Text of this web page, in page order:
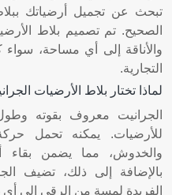
تبحث عن تجميل أرضياتك
الصحيح. تم تصميم بلاط
والأناقة إلى أي مساحة،
التجارية.
لماذا تختار بلاط الأرضيات
الجرانيت معروف بقوته
للأرضيات. يمكنه تحمل حركة
والخدوش، مما يضمن بقاء
بالإضافة إلى ذلك، تضيف
الفريدة لمسة من الرقي إلى